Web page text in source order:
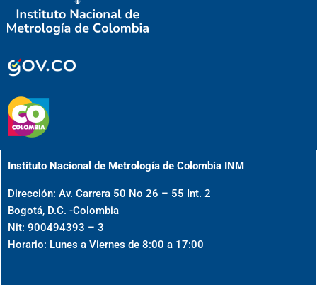
Instituto Nacional de Metrología de Colombia INM
Dirección: Av. Carrera 50 No 26 – 55 Int. 2
Bogotá, D.C. -Colombia
Nit: 900494393 – 3
Horario: Lunes a Viernes de 8:00 a 17:00